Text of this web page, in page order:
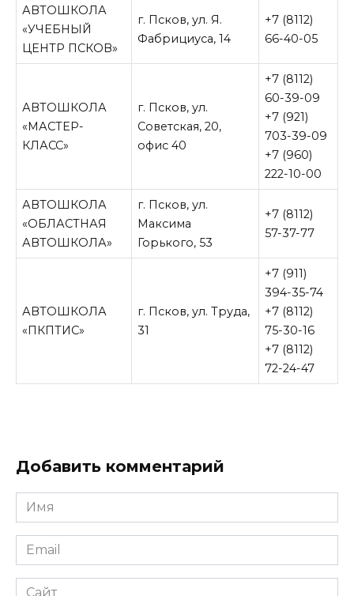
АВТОШКОЛА
«УЧЕБНЫЙ
ЦЕНТР ПСКОВ»
г. Псков, ул. Я.
Фабрициуса, 14
+7 (8112)
66-40-05
АВТОШКОЛА
«МАСТЕР-
КЛАСС»
г. Псков, ул.
Советская, 20,
офис 40
+7 (8112)
60-39-09
+7 (921)
703-39-09
+7 (960)
222-10-00
АВТОШКОЛА
«ОБЛАСТНАЯ
АВТОШКОЛА»
г. Псков, ул.
Максима
Горького, 53
+7 (8112)
57-37-77
АВТОШКОЛА
«ПКПТИС»
г. Псков, ул. Труда,
31
+7 (911)
394-35-74
+7 (8112)
75-30-16
+7 (8112)
72-24-47
Добавить комментарий
Имя
*
Email
*
Сайт